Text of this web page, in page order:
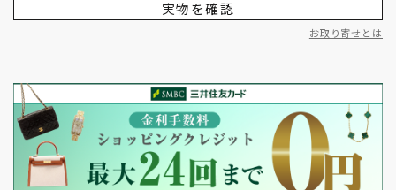
実物を確認
お取り寄せとは